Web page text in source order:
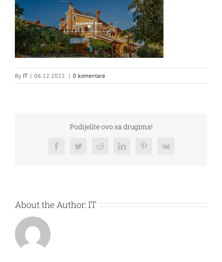
By IT | 06.12.2022. | 0 komentara
Podijelite ovo sa drugima!
FacebookTwitterRedditLinkedInPinterest
Vk
About the Author:IT